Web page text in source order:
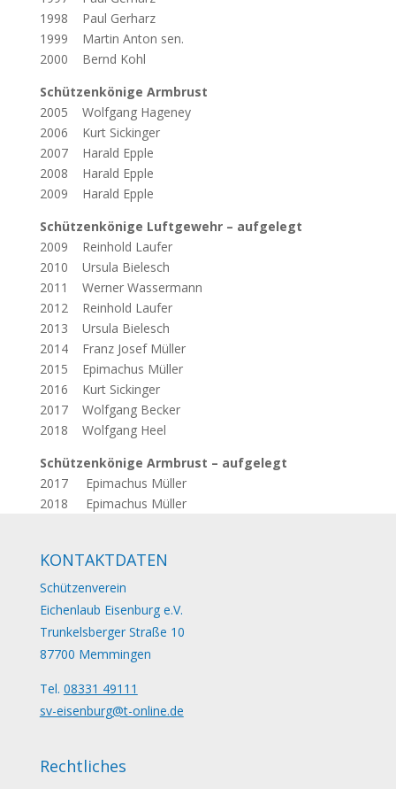
1998 Paul Gerharz
1999 Martin Anton sen.
2000 Bernd Kohl
Schützenkönige Armbrust
2005 Wolfgang Hageney
2006 Kurt Sickinger
2007 Harald Epple
2008 Harald Epple
2009 Harald Epple
Schützenkönige Luftgewehr – aufgelegt
2009 Reinhold Laufer
2010 Ursula Bielesch
2011 Werner Wassermann
2012 Reinhold Laufer
2013 Ursula Bielesch
2014 Franz Josef Müller
2015 Epimachus Müller
2016 Kurt Sickinger
2017 Wolfgang Becker
2018 Wolfgang Heel
Schützenkönige Armbrust – aufgelegt
2017 Epimachus Müller
2018 Epimachus Müller
KONTAKTDATEN
Schützenverein
Eichenlaub Eisenburg e.V.
Trunkelsberger Straße 10
87700 Memmingen
Tel. 08331 49111
sv-eisenburg@t-online.de
Rechtliches